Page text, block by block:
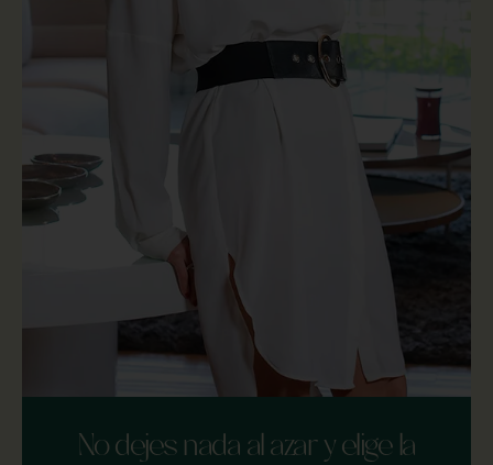
No dejes nada al azar y elige la